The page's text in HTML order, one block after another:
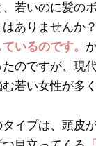
若いのに髪の
ありませんか？
いるのです。
のですが、現
若い女性が多
イプは、頭皮